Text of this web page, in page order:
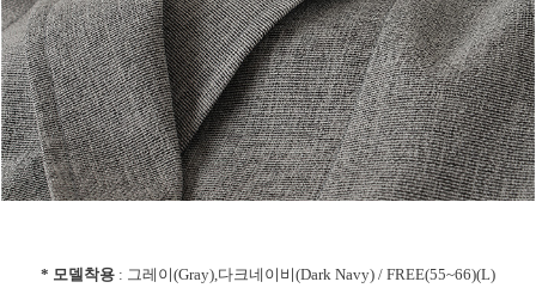
* 모델착용 : 그레이(Gray),다크네이비(Dark Navy) / FREE(55~66)(L)